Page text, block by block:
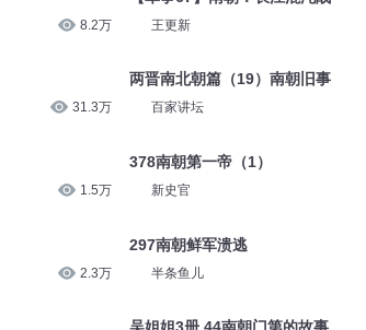
8.2万
31.3万
1.5万
2.3万
王更新
两晋南北朝篇（19）南朝旧事
百家讲坛
378南朝第一帝（1）
新史官
297南朝鲜军溃逃
半条鱼儿